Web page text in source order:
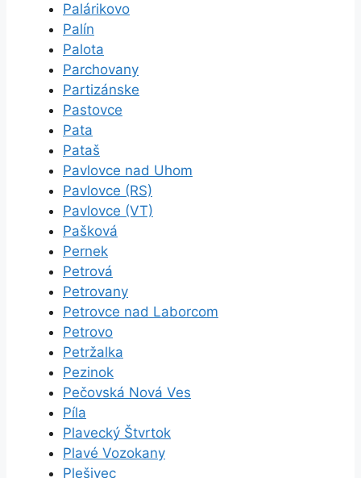
Palárikovo
Palín
Palota
Parchovany
Partizánske
Pastovce
Pata
Pataš
Pavlovce nad Uhom
Pavlovce (RS)
Pavlovce (VT)
Pašková
Pernek
Petrová
Petrovany
Petrovce nad Laborcom
Petrovo
Petržalka
Pezinok
Pečovská Nová Ves
Píla
Plavecký Štvrtok
Plavé Vozokany
Plešivec